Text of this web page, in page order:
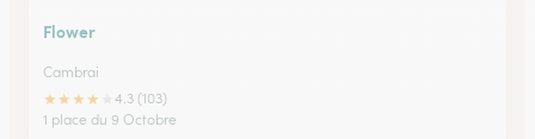
Flower
Cambrai
★★★★
4.3 (103)
1 place du 9 Octobre